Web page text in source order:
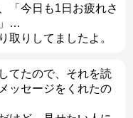
「今日も1日お疲れさ
…
取りしてましたよ。
てたので、それを読
ッセージをくれたの